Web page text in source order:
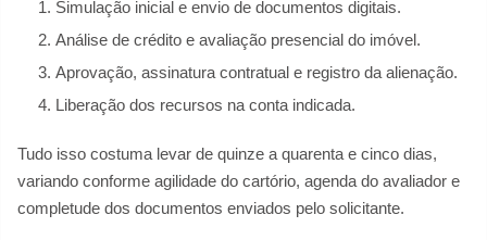
Simulação inicial e envio de documentos digitais.
Análise de crédito e avaliação presencial do imóvel.
Aprovação, assinatura contratual e registro da alienação.
Liberação dos recursos na conta indicada.
Tudo isso costuma levar de quinze a quarenta e cinco dias,
variando conforme agilidade do cartório, agenda do avaliador e
completude dos documentos enviados pelo solicitante.